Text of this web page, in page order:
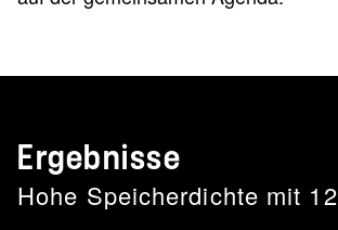
Ergebnisse
Hohe Speicherdichte mit